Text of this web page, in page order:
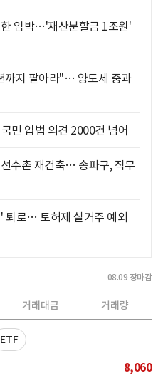
임박…'재산분할금 1조원'
까지 팔아라"… 양도세 중과
민 입법 의견 2000건 넘어
수촌 재건축… 송파구, 직무
퇴로… 토허제 실거주 예외
08.09 장마감
거래대금 거래량
ETF
8,060